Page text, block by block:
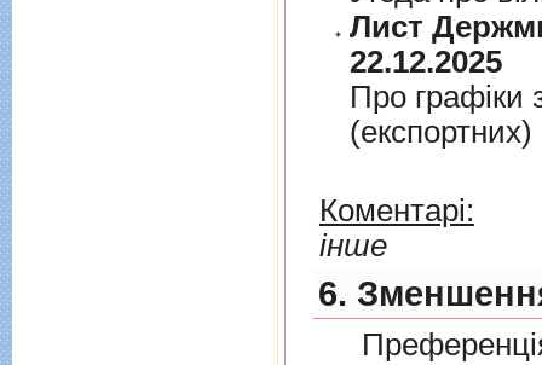
Лист
22.12.2025
Про графiки
Коментарі:
інше
6.